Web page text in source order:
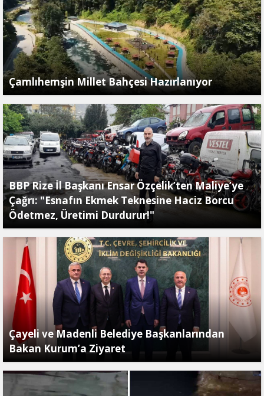
Çamlıhemşin Millet Bahçesi Hazırlanıyor
BBP Rize İl Başkanı Ensar Özçelik’ten Maliye’ye
Çağrı: "Esnafın Ekmek Teknesine Haciz Borcu
Ödetmez, Üretimi Durdurur!"
Çayeli ve Madenli Belediye Başkanlarından
Bakan Kurum’a Ziyaret